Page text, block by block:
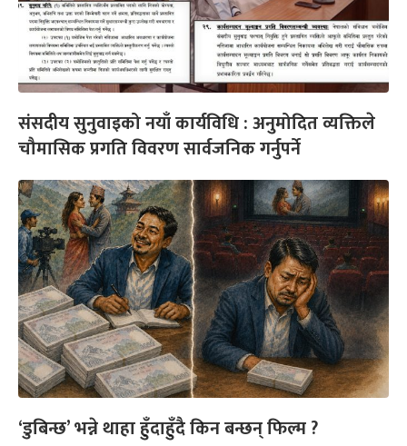
संसदीय सुनुवाइको नयाँ कार्यविधि : अनुमोदित व्यक्तिले
चौमासिक प्रगति विवरण सार्वजनिक गर्नुपर्ने
‘डुबिन्छ’ भन्ने थाहा हुँदाहुँदै किन बन्छन् फिल्म ?